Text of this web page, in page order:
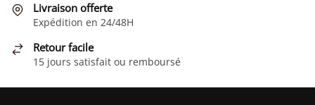
la
du
produit
Livraison offerte
Expédition en 24/48H
Retour facile
15 jours satisfait ou remboursé